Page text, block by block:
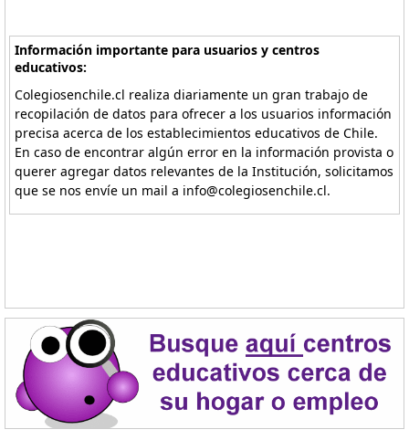
Información importante para usuarios y centros
educativos:
Colegiosenchile.cl realiza diariamente un gran trabajo de
recopilación de datos para ofrecer a los usuarios información
precisa acerca de los establecimientos educativos de Chile.
En caso de encontrar algún error en la información provista o
querer agregar datos relevantes de la Institución, solicitamos
que se nos envíe un mail a info@colegiosenchile.cl.